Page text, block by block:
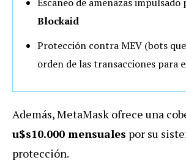
Blockaid
Protección contra MEV (bots
orden de las transacciones para
Además, MetaMask ofrece una
u$s10.000 mensuales por su
protección.